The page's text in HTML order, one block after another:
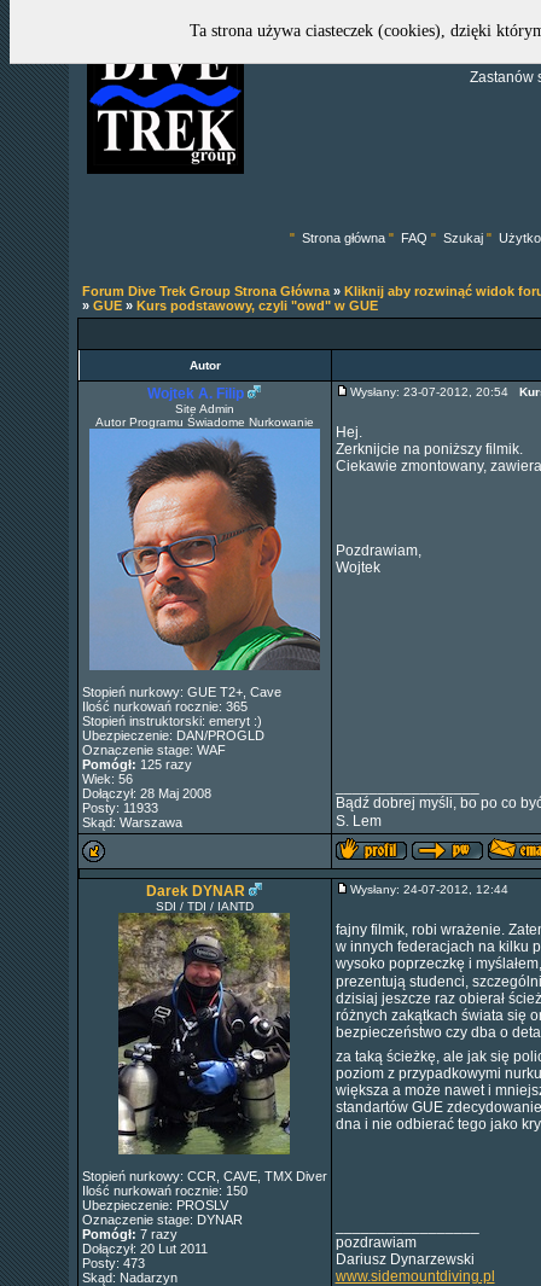
Zastanów
" Strona główna " FAQ " Szukaj "
Forum Dive Trek Group Strona Główna» Kliknij aby rozwinąć widok
» GUE» Kurs podstawowy, czyli "owd" w GUE
Autor
Wojtek A. Filip
Site Admin
Autor Programu Świadome Nurkowanie
Stopień nurkowy: GUE T2+, Cave
Ilość nurkowań rocznie: 365
Stopień instruktorski: emeryt :)
Ubezpieczenie: DAN/PROGLD
Oznaczenie stage: WAF
Pomógł: 125 razy
Wiek: 56
Dołączył: 28 Maj 2008
Posty: 11933
Skąd: Warszawa
Wysłany: 23-07-2012, 20:54
Hej.
Zerknijcie na poniższy filmik.
Ciekawie zmontowany,
Pozdrawiam,
Wojtek
Bądź dobrej myśli, bo po co
S. Lem
Darek DYNAR
SDI / TDI / IANTD
Stopień nurkowy: CCR, CAVE, TMX Diver
Ilość nurkowań rocznie: 150
Ubezpieczenie: PROSLV
Oznaczenie stage: DYNAR
Pomógł: 7 razy
Dołączył: 20 Lut 2011
Posty: 473
Skąd: Nadarzyn
Wysłany: 24-07-2012, 12:44
fajny filmik, robi wrażenie.
w innych federacjach na kilku
wysoko poprzeczkę i
prezentują studenci,
dzisiaj jeszcze raz obierał
różnych zakątkach świata się
bezpieczeństwo czy dba o
za taką ścieżkę, ale jak się
poziom z przypadkowymi
większa a może nawet i
standartów GUE
dna i nie odbierać tego jako
pozdrawiam
Dariusz Dynarzewski
www.sidemountdiving.pl
Ta strona używa ciasteczek (cookies), dzięki